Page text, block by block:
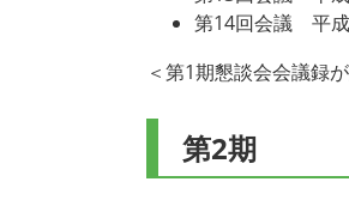
第14回会議 平
＜第1期懇談会会議録
第2期